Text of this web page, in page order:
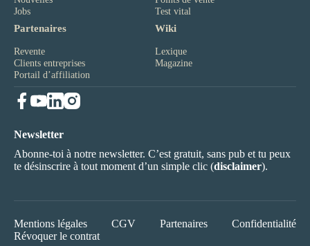
Jobs
Test vital
Partenaires
Revente
Clients entreprises
Portail d’affiliation
Wiki
Lexique
Magazine
Newsletter
Abonne-toi à notre newsletter. C’est gratuit, sans pub et tu peux
te désinscrire à tout moment d’un simple clic (disclaimer).
Mentions légales CGV Partenaires
Confidentialité
Révoquer le contrat